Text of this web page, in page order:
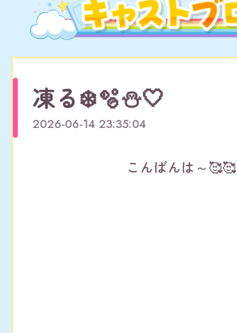
凍る❄️🫧⛄️‎🤍
2026-06-14 23:35:04
こんばんは～🥰🥰